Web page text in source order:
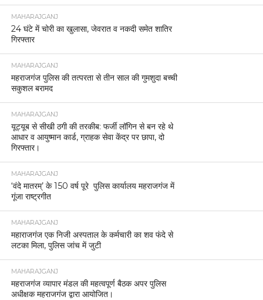
MAHARAJGANJ
24 घंटे में चोरी का खुलासा, जेवरात व नकदी समेत शातिर
गिरफ्तार
MAHARAJGANJ
महराजगंज पुलिस की तत्परता से तीन साल की गुमशुदा बच्ची
सकुशल बरामद
MAHARAJGANJ
यूट्यूब से सीखी ठगी की तरकीब: फर्जी लॉगिन से बन रहे थे
आधार व आयुष्मान कार्ड, ग्राहक सेवा केंद्र पर छापा, दो
गिरफ्तार।
MAHARAJGANJ
‘वंदे मातरम्’ के 150 वर्ष पूरे पुलिस कार्यालय महराजगंज में
गूंजा राष्ट्रगीत
MAHARAJGANJ
महाराजगंज एक निजी अस्पताल के कर्मचारी का शव फंदे से
लटका मिला, पुलिस जांच में जुटी
MAHARAJGANJ
महराजगंज व्यापार मंडल की महत्वपूर्ण बैठक अपर पुलिस
अधीक्षक महराजगंज द्वारा आयोजित।